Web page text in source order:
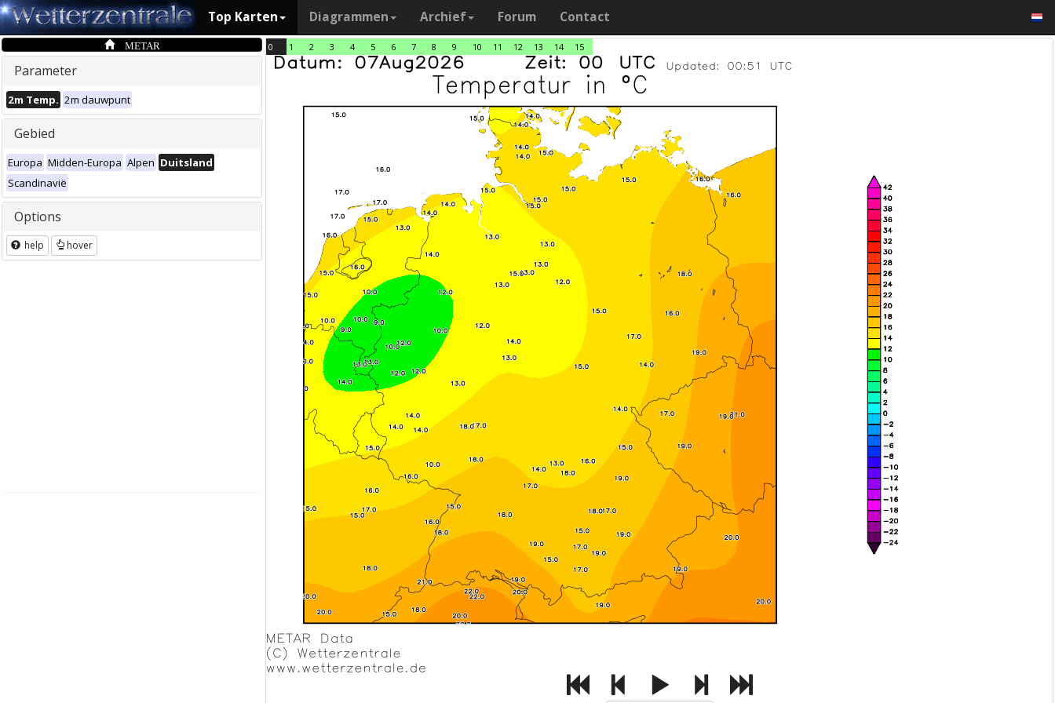
Top Karten Diagrammen Archief Forum Contact
METAR
Parameter
2m Temp. 2m dauwpunt
Gebied
Europa Midden-Europa Alpen Duitsland
Scandinavië
Options
help hover
0 1 2 3 4 5 6 7 8 9 10 11 12 13 14 15